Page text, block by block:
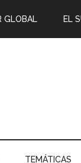
GLOBAL EL
TEMÁTICAS